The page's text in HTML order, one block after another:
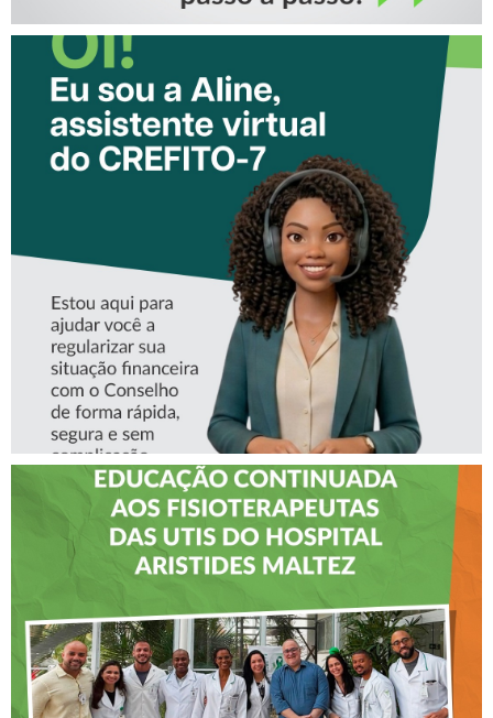
CONHEÇA A ‘ALINE’,
ASSISTENTE VIRTUAL DO
CREFITO-7
CREFITO-7 LEVA EDUCAÇÃO
CONTINUADA AOS
FISIOTERAPEUTAS DAS UTIs
DO HOSPITAL ARISTIDES
MALTEZ